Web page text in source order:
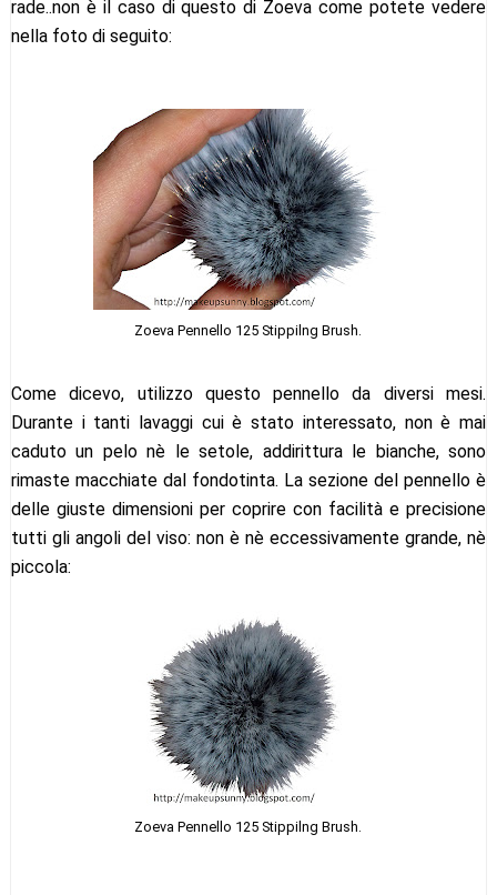
rade..non è il caso di questo di Zoeva come potete vedere
nella foto di seguito:
Zoeva Pennello 125 Stippilng Brush.
Come dicevo, utilizzo questo pennello da diversi mesi.
Durante i tanti lavaggi cui è stato interessato, non è mai
caduto un pelo nè le setole, addirittura le bianche, sono
rimaste macchiate dal fondotinta. La sezione del pennello è
delle giuste dimensioni per coprire con facilità e precisione
tutti gli angoli del viso: non è nè eccessivamente grande, nè
piccola:
Zoeva Pennello 125 Stippilng Brush.